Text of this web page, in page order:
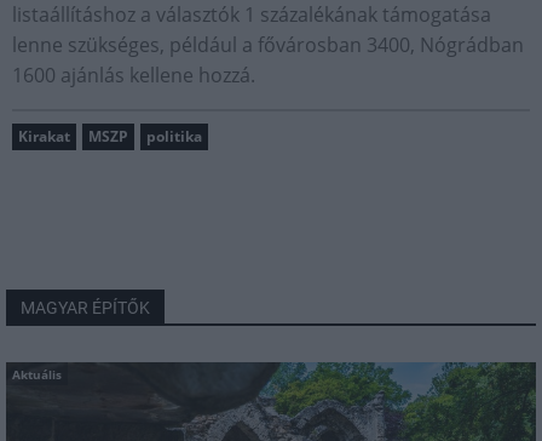
listaállításhoz a választók 1 százalékának támogatása
lenne szükséges, például a fővárosban 3400, Nógrádban
1600 ajánlás kellene hozzá.
Kirakat MSZP politika
MAGYAR ÉPÍTŐK
Aktuális